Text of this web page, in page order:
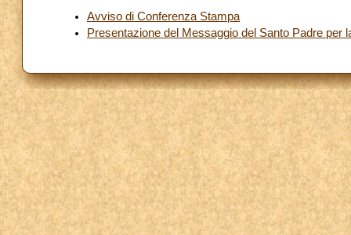
Avviso di Conferenza Stampa
Presentazione del Messaggio del Santo Padre per